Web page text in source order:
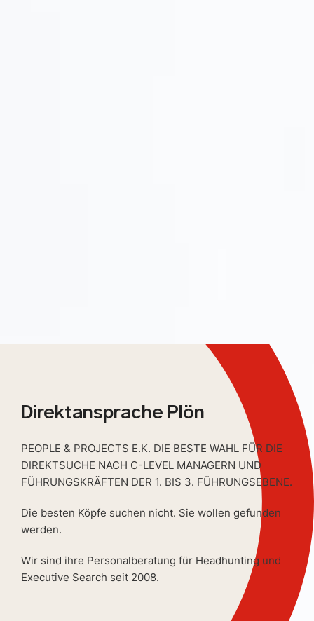
Direktansprache Plön
PEOPLE & PROJECTS E.K. DIE BESTE WAHL FÜR DIE
DIREKTSUCHE NACH C-LEVEL MANAGERN UND
FÜHRUNGSKRÄFTEN DER 1. BIS 3. FÜHRUNGSEBENE.
Die besten Köpfe suchen nicht. Sie wollen gefunden
werden.
Wir sind ihre Personalberatung für Headhunting und
Executive Search seit 2008.